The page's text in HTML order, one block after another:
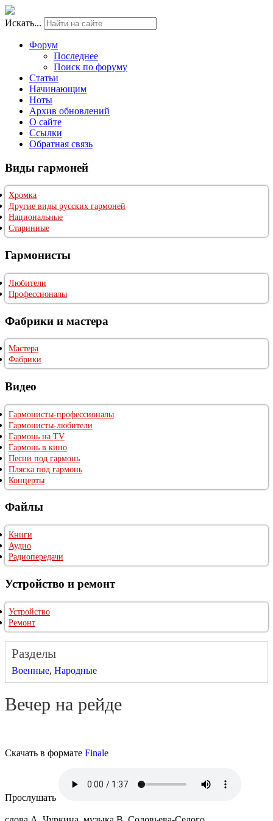
Искать...
Форум
Последнее
Поиск по форуму
Статьи
Начинающим
Ноты
Архив обновлений
О сайте
Ссылки
Обратная связь
Виды гармоней
Хромка
Другие виды русских гармоней
Национальные
Старинные
Гармонисты
Любители
Профессионалы
Фабрики и мастера
Мастера
Фабрики
Видео
Гармонисты-профессионалы
Гармонисты-любители
Гармонь на TV
Гармонь в кино
Песни под гармонь
Пляска под гармонь
Концерты
Файлы
Книги
Аудио
Радиопередачи
Устройство и ремонт
Устройство
Ремонт
Разделы
Военные, Народные
Вечер на рейде
Скачать в формате Finale
Прослушать